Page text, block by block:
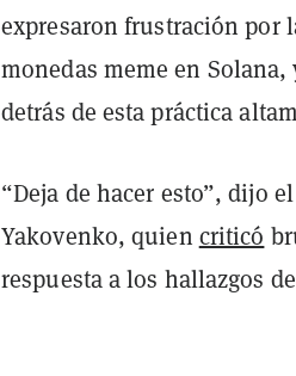
expresaron frustración por
monedas meme en
detrás de esta práctica
“Deja de hacer esto”, dijo
Yakovenko, quien criticó
respuesta a los hallazgos